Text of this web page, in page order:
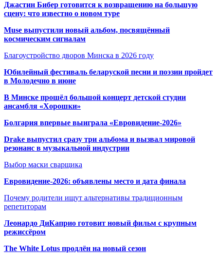
Джастин Бибер готовится к возвращению на большую
сцену: что известно о новом туре
Muse выпустили новый альбом, посвящённый
космическим сигналам
Благоустройство дворов Минска в 2026 году
Юбилейный фестиваль беларуской песни и поэзии пройдет
в Молодечно в июне
В Минске прошёл большой концерт детской студии
ансамбля «Хорошки»
Болгария впервые выиграла «Евровидение-2026»
Drake выпустил сразу три альбома и вызвал мировой
резонанс в музыкальной индустрии
Выбор маски сварщика
Евровидение-2026: объявлены место и дата финала
Почему родители ищут альтернативы традиционным
репетиторам
Леонардо ДиКаприо готовит новый фильм с крупным
режиссёром
The White Lotus продлён на новый сезон